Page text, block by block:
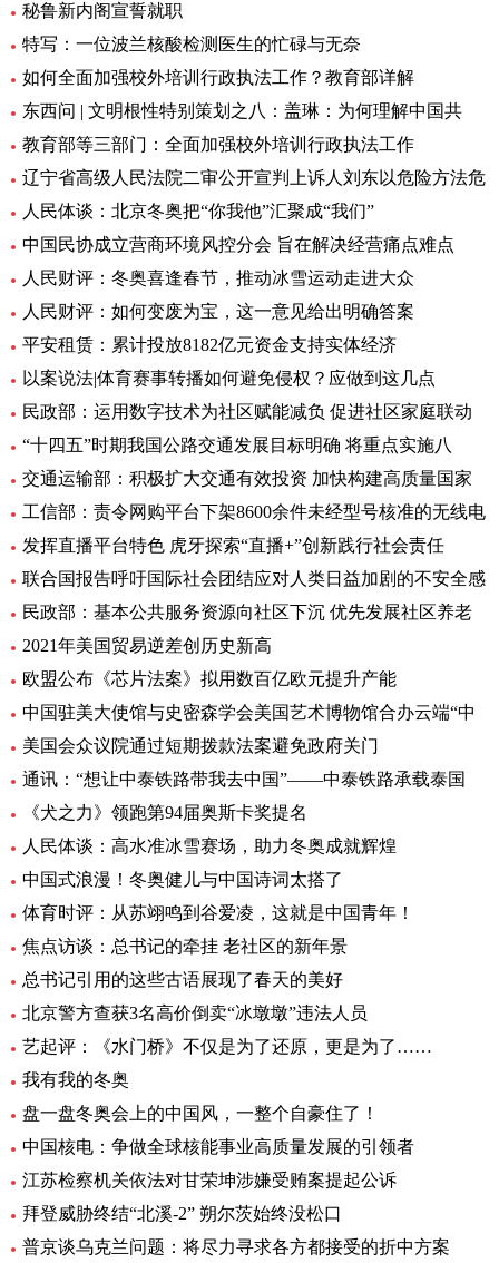
秘鲁新内阁宣誓就职
特写：一位波兰核酸检测医生的忙碌与无奈
如何全面加强校外培训行政执法工作？教育部详解
东西问 | 文明根性特别策划之八：盖琳：为何理解中国共
教育部等三部门：全面加强校外培训行政执法工作
辽宁省高级人民法院二审公开宣判上诉人刘东以危险方法危
人民体谈：北京冬奥把“你我他”汇聚成“我们”
中国民协成立营商环境风控分会 旨在解决经营痛点难点
人民财评：冬奥喜逢春节，推动冰雪运动走进大众
人民财评：如何变废为宝，这一意见给出明确答案
平安租赁：累计投放8182亿元资金支持实体经济
以案说法|体育赛事转播如何避免侵权？应做到这几点
民政部：运用数字技术为社区赋能减负 促进社区家庭联动
“十四五”时期我国公路交通发展目标明确 将重点实施八
交通运输部：积极扩大交通有效投资 加快构建高质量国家
工信部：责令网购平台下架8600余件未经型号核准的无线电
发挥直播平台特色 虎牙探索“直播+”创新践行社会责任
联合国报告呼吁国际社会团结应对人类日益加剧的不安全感
民政部：基本公共服务资源向社区下沉 优先发展社区养老
2021年美国贸易逆差创历史新高
欧盟公布《芯片法案》拟用数百亿欧元提升产能
中国驻美大使馆与史密森学会美国艺术博物馆合办云端“中
美国会众议院通过短期拨款法案避免政府关门
通讯：“想让中泰铁路带我去中国”——中泰铁路承载泰国
《犬之力》领跑第94届奥斯卡奖提名
人民体谈：高水准冰雪赛场，助力冬奥成就辉煌
中国式浪漫！冬奥健儿与中国诗词太搭了
体育时评：从苏翊鸣到谷爱凌，这就是中国青年！
焦点访谈：总书记的牵挂 老社区的新年景
总书记引用的这些古语展现了春天的美好
北京警方查获3名高价倒卖“冰墩墩”违法人员
艺起评：《水门桥》不仅是为了还原，更是为了……
我有我的冬奥
盘一盘冬奥会上的中国风，一整个自豪住了！
中国核电：争做全球核能事业高质量发展的引领者
江苏检察机关依法对甘荣坤涉嫌受贿案提起公诉
拜登威胁终结“北溪-2” 朔尔茨始终没松口
普京谈乌克兰问题：将尽力寻求各方都接受的折中方案